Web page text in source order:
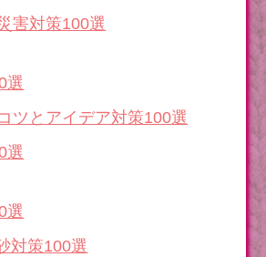
害対策100選
選
ツとアイデア対策100選
選
選
対策100選